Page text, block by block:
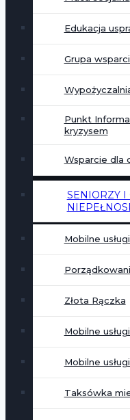
Edukacja
Grupa
Punkt
kryzysem
Wsparcie dla
SENIORZY I
Mobilne
Złota Rączka
Mobilne
Mobilne
Taksówka